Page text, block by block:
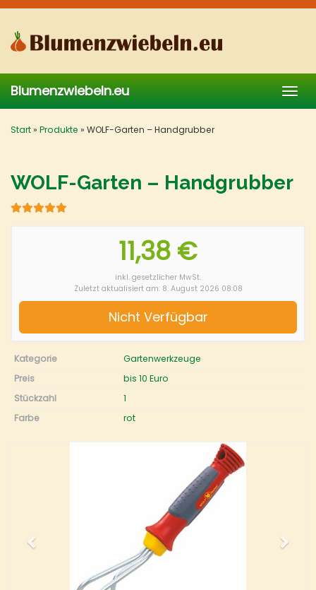
Skip
main
content
Blumenzwiebeln.eu
Start» Produkte » WOLF-Garten – Handgrubber
WOLF-Garten – Handgrubber
11,38 €
inkl. gesetzlicher MwSt.
Zuletzt aktualisiert am: 8. August 2026 08:08
Nicht Verfügbar
Kategorie
Gartenwerkzeuge
Preis
bis 10 Euro
Stückzahl
1
Farbe
rot